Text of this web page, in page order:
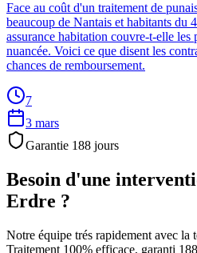
Face au coût d'un traitement de
beaucoup de Nantais et habitants du
assurance habitation couvre-t-elle les
nuancée. Voici ce que disent les
chances de remboursement.
7
3 mars
Garantie 188 jours
Besoin d'une
Erdre ?
Notre équipe trés rapidement avec
Traitement 100% efficace, garanti 188